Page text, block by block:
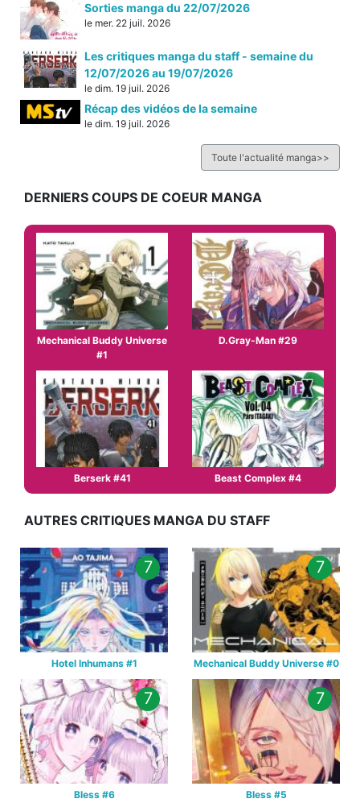
Sorties manga du 22/07/2026
le mer. 22 juil. 2026
Les critiques manga du staff - semaine du
12/07/2026 au 19/07/2026
le dim. 19 juil. 2026
Récap des vidéos de la semaine
le dim. 19 juil. 2026
Toute l'actualité manga>>
DERNIERS COUPS DE COEUR MANGA
Mechanical Buddy Universe
#1
D.Gray-Man #29
Berserk #41 Beast Complex #4
AUTRES CRITIQUES MANGA DU STAFF
7
Hotel Inhumans #1
7
Mechanical Buddy Universe #0
7
Bless #6
7
Bless #5